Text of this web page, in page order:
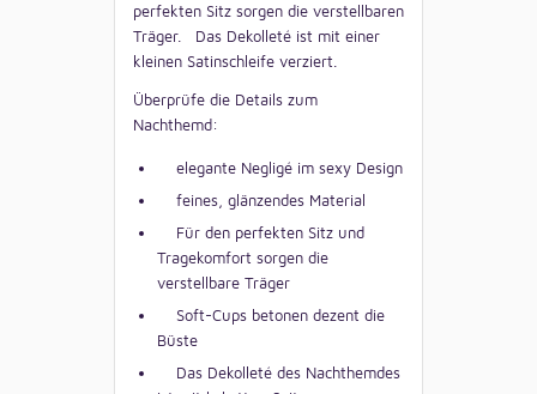
perfekten Sitz sorgen die verstellbaren
Träger. Das Dekolleté ist mit einer
kleinen Satinschleife verziert.
Überprüfe die Details zum
Nachthemd:
elegante Negligé im sexy Design
feines, glänzendes Material
Für den perfekten Sitz und
Tragekomfort sorgen die
verstellbare Träger
Soft-Cups betonen dezent die
Büste
Das Dekolleté des Nachthemdes